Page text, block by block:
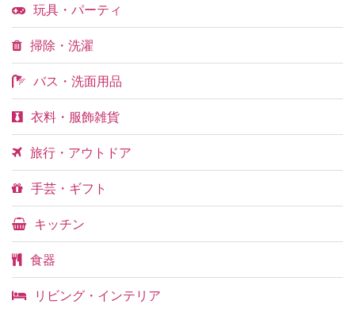
玩具・パーティ
掃除・洗濯
バス・洗面用品
衣料・服飾雑貨
旅行・アウトドア
手芸・ギフト
キッチン
食器
リビング・インテリア